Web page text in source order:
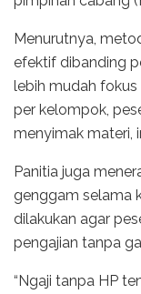
Menurutnya,
efektif dibanding
lebih mudah fokus
per kelompok,
menyimak materi,
Panitia juga
genggam selama
dilakukan agar
pengajian tanpa
“Ngaji tanpa HP